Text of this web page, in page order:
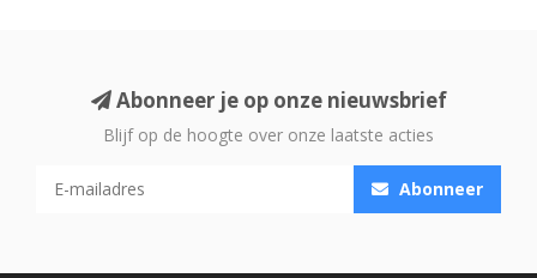
Abonneer je op onze nieuwsbrief
Blijf op de hoogte over onze laatste acties
Abonneer